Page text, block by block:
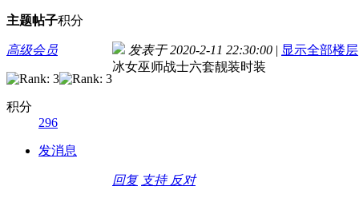
主题帖子积分
高级会员
积分
296
发消息
发表于 2020-2-11 22:30:00 | 显示全部楼层
冰女巫师战士六套靓装时装
回复 支持 反对